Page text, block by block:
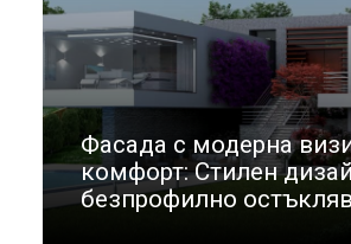
Фасада с модерна
комфорт: Стилен
безпрофилно